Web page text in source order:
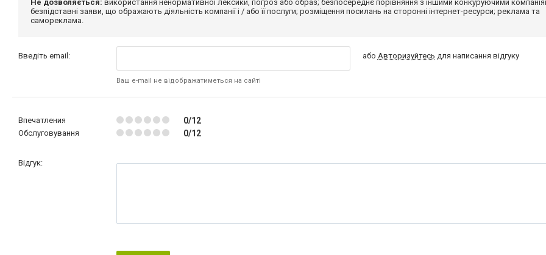
Не дозволяється: використання ненормативної лексики, погроз або образ; безпосереднє порівняння з іншими конкуруючими
безпідставні заяви, що ображають діяльність компанії і / або її послуги; розміщення посилань на сторонні інтернет-ресурси; реклама та
самореклама.
Введіть email:
Ваш e-mail не відображатиметься на сайті
або Авторизуйтесь для написання відгуку
Впечатления 0/12
Обслуговування 0/12
Відгук: